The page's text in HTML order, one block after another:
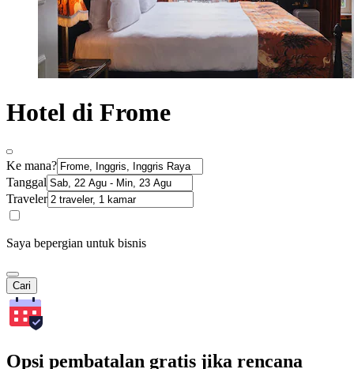
Hotel di Frome
Ke mana?
Tanggal
Traveler
Saya bepergian untuk bisnis
Cari
Opsi pembatalan gratis jika rencana